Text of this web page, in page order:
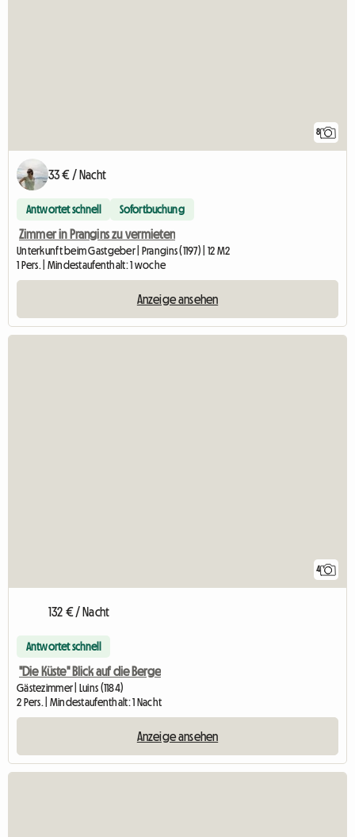
8
33 € / Nacht
Antwortet schnell Sofortbuchung
Zimmer in Prangins zu vermieten
Unterkunft beim Gastgeber | Prangins (1197) | 12 M2
1 Pers. | Mindestaufenthalt: 1 woche
Anzeige ansehen
4
132 € / Nacht
Antwortet schnell
"Die Küste" Blick auf die Berge
Gästezimmer | Luins (1184)
2 Pers. | Mindestaufenthalt: 1 Nacht
Anzeige ansehen